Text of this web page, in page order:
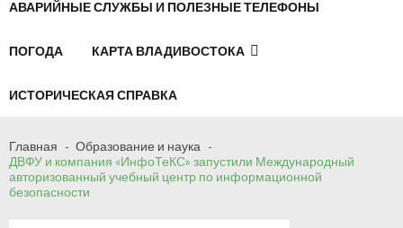
АВАРИЙНЫЕ СЛУЖБЫ И ПОЛЕЗНЫЕ ТЕЛЕФОНЫ
ПОГОДА КАРТА ВЛАДИВОСТОКА
ИСТОРИЧЕСКАЯ СПРАВКА
Владивостоке: как быстро вернуть комфорт
в дом и из...
06.08.2026
Главная
Образование и наука
ДВФУ и компания «ИнфоТеКС» запустили Международный
авторизованный учебный центр по информационной
безопасности